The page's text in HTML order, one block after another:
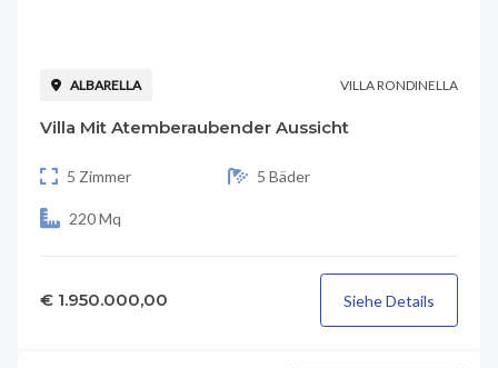
ALBARELLA VILLA RONDINELLA
Villa Mit Atemberaubender Aussicht
5 Zimmer 5 Bäder
220 Mq
€ 1.950.000,00 Siehe Details